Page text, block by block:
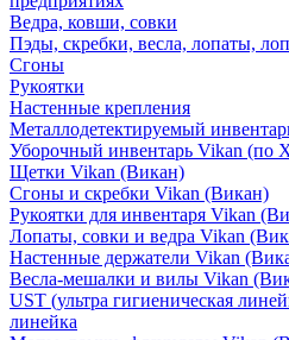
Ведра, ковши, совки
Пэды, скребки, весла, лопаты,
Сгоны
Рукоятки
Настенные крепления
Металлодетектируемый
Уборочный инвентарь Vikan
Щетки Vikan (Викан)
Сгоны и скребки Vikan (Викан)
Рукоятки для инвентаря Vikan
Лопаты, совки и ведра Vikan
Настенные держатели Vikan
Весла-мешалки и вилы Vikan
UST (ультра гигиеническая
линейка